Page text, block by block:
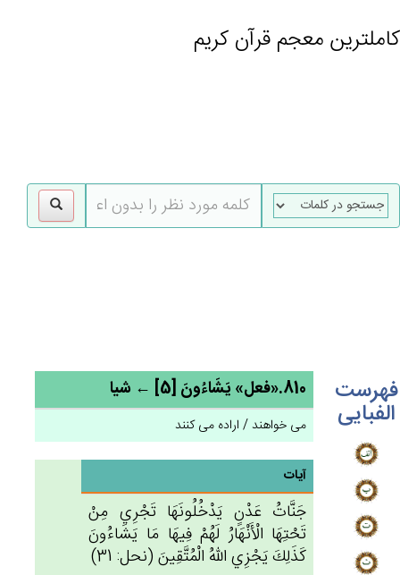
کاملترین معجم قرآن کریم
فهرست
الفبایی
810.«فعل» يَشَاءُون‌َ [5] ← شیا
می خواهند / اراده می کنند
آیات
جَنَّات‌ُ عَدْن‌ٍ يَدْخُلُونَهَا تَجْرِي‌ مِنْ‌
تَحْتِهَا الْأَنْهَارُ لَهُم‌ْ فِيهَا مَا يَشَاءُون‌َ
كَذَلِك‌َ يَجْزِي‌ الله‌ُ الْمُتَّقِين‌َ (نحل: 31)